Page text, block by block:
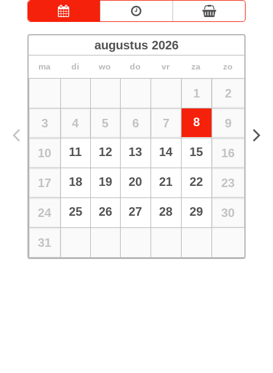
augustus 2026
ma di wo do vr za zo
1 2
3 4 5 6 7 8 9
10 11 12 13 14 15 16
17 18 19 20 21 22 23
24 25 26 27 28 29 30
31